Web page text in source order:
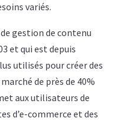
variés.
gestion de contenu
et qui est depuis
utilisés pour créer des
de près de 40%
aux utilisateurs de
d’e-commerce et des